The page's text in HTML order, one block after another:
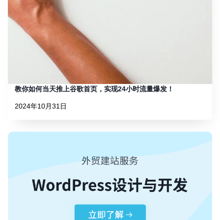
教你如何当天推上谷歌首页，实现24小时流量爆发！
2024年10月31日